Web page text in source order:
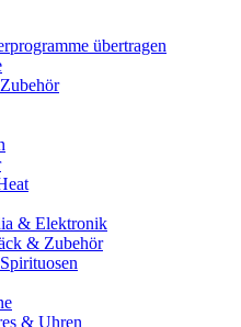
übertragen
& Elektronik
& Zubehör
& Uhren